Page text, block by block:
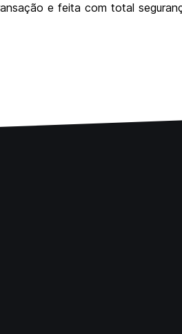
e feita com total